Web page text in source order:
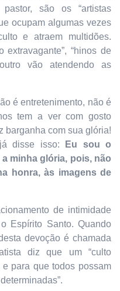
são os “artistas
ocupam algumas vezes
e atraem multidões.
extravagante”, “hinos de
vão atendendo as
é entretenimento, não é
tem a ver com gosto
barganha com sua glória!
disse isso:
Eu sou o
minha glória, pois, não
honra, às imagens de
de intimidade
Espírito Santo. Quando
devoção é chamada
diz que um “culto
para que todos possam